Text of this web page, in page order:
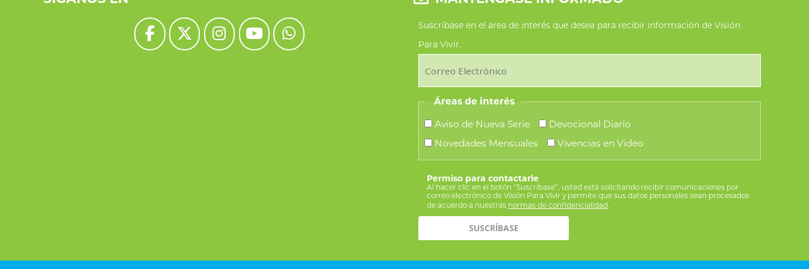
Suscríbase en el área de interés que desea para recibir información de Visión
Para Vivir.
Áreas de interés
Aviso de Nueva Serie
Devocional Diario
Novedades Mensuales
Vivencias en Video
Permiso para contactarle
Al hacer clic en el botón “Suscríbase”, usted está solicitando recibir comunicaciones por
correo electrónico de Visión Para Vivir y permite que sus datos personales sean procesados
de acuerdo a nuestras normas de confidencialidad.